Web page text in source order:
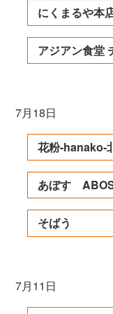
にくまるや本
アジアン食堂
7月18日
花粉-hanako-
あぼす
そばう
7月11日